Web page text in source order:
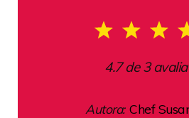
3
2
Stars
1
Star
4.7de3
Autora: Chef